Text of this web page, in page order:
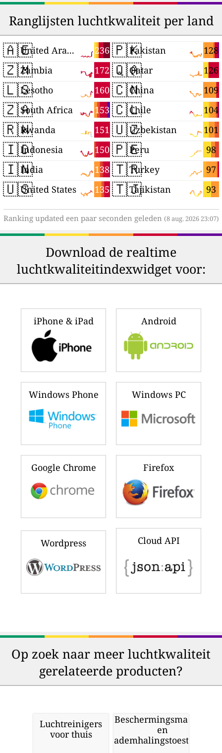
Ranglijsten luchtkwaliteit per land
🇦🇪 236
United Arab Emirates
🇿🇲 172
Zambia
🇱🇸 160
Lesotho
🇿🇦 153
South Africa
🇷🇼 151
Rwanda
🇮🇩 150
Indonesia
🇮🇳 138
India
🇺🇸 135
United States
🇵🇰 128
Pakistan
🇶🇦 126
Qatar
🇨🇳 109
China
🇨🇱 104
Chile
🇺🇿 101
Uzbekistan
🇵🇪 98
Peru
🇹🇷 97
Turkey
🇹🇯 93
Tajikistan
Ranking updated een paar seconden geleden (8 aug. 2026 23:07)
Download de realtime
luchtkwaliteitindexwidget voor:
iPhone & iPad Android
Windows Phone Windows PC
Google Chrome Firefox
Wordpress Cloud API
Op zoek naar meer luchtkwaliteit
gerelateerde producten?
Luchtreinigers
voor thuis
Beschermingsmaskers
en
ademhalingstoestellen